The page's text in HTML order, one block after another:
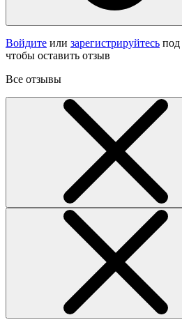
Войдите или зарегистрируйтесь под
чтобы оставить отзыв
Все отзывы